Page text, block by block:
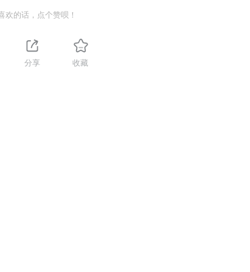
欢的话，点个赞呗！
分享 收藏